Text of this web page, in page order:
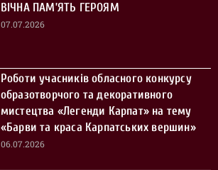
ВІЧНА ПАМ’ЯТЬ ГЕРОЯМ
07.07.2026
Роботи учасників обласного конкурсу
образотворчого та декоративного
мистецтва «Легенди Карпат» на тему
«Барви та краса Карпатських вершин»
06.07.2026